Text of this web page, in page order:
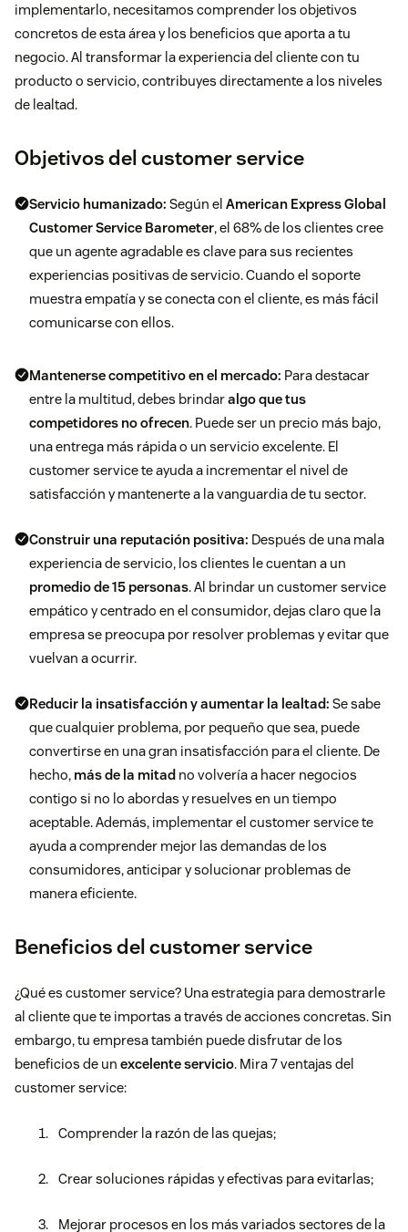
implementarlo, necesitamos comprender los objetivos
concretos de esta área y los beneficios que aporta a tu
negocio. Al transformar la experiencia del cliente con tu
producto o servicio, contribuyes directamente a los niveles
de lealtad.
Objetivos del customer service
Servicio humanizado: Según el American Express Global
Customer Service Barometer, el 68% de los clientes cree
que un agente agradable es clave para sus recientes
experiencias positivas de servicio. Cuando el soporte
muestra empatía y se conecta con el cliente, es más fácil
comunicarse con ellos.
Mantenerse competitivo en el mercado: Para destacar
entre la multitud, debes brindaralgo que tus
competidores no ofrecen. Puede ser un precio más bajo,
una entrega más rápida o un servicio excelente. El
customer service te ayuda a incrementar el nivel de
satisfacción y mantenerte a la vanguardia de tu sector.
Construir una reputación positiva: Después de una mala
experiencia de servicio, los clientes le cuentan a un
promedio de 15 personas. Al brindar un customer service
empático y centrado en el consumidor, dejas claro que la
empresa se preocupa por resolver problemas y evitar que
vuelvan a ocurrir.
Reducir la insatisfacción y aumentar la lealtad: Se sabe
que cualquier problema, por pequeño que sea, puede
convertirse en una gran insatisfacción para el cliente. De
hecho, más de la mitad no volvería a hacer negocios
contigo si no lo abordas y resuelves en un tiempo
aceptable. Además, implementar el customer service te
ayuda a comprender mejor las demandas de los
consumidores, anticipar y solucionar problemas de
manera eficiente.
Beneficios del customer service
¿Qué es customer service? Una estrategia para demostrarle
al cliente que te importas a través de acciones concretas. Sin
embargo, tu empresa también puede disfrutar de los
beneficios de un excelente servicio. Mira 7 ventajas del
customer service:
Comprender la razón de las quejas;
Crear soluciones rápidas y efectivas para evitarlas;
Mejorar procesos en los más variados sectores de la